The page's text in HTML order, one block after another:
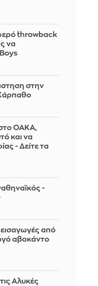
throwback
να
στην
ΟΑΚΑ,
και να
- Δείτε τα
-
από
αβοκάντο
Αλυκές